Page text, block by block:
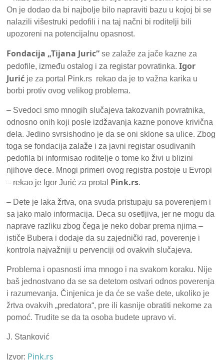
On je dodao da bi najbolje bilo napraviti bazu u kojoj bi se
nalazili višestruki pedofili i na taj načni bi roditelji bili
upozoreni na potencijalnu opasnost.
Fondacija „Tijana Juric“ se zalaže za jače kazne za
pedofile, između ostalog i za registar povratinka.Igor
Jurić je za portal Pink.rs rekao da je to važna karika u
borbi protiv ovog velikog problema.
– Svedoci smo mnogih slučajeva takozvanih povratnika,
odnosno onih koji posle izdžavanja kazne ponove krivična
dela. Jedino svrsishodno je da se oni sklone sa ulice. Zbog
toga se fondacija zalaže i za javni registar osudivanih
pedofila bi informisao roditelje o tome ko živi u blizini
njihove dece. Mnogi primeri ovog registra postoje u Evropi
– rekao je Igor Jurić za protal Pink.rs.
– Dete je laka žrtva, ona svuda pristupaju sa poverenjem i
sa jako malo informacija. Deca su osetljiva, jer ne mogu da
naprave razliku zbog čega je neko dobar prema njima –
ističe Bubera i dodaje da su zajednički rad, poverenje i
kontrola najvažniji u pervenciji od ovakvih slučajeva.
Problema i opasnosti ima mnogo i na svakom koraku. Nije
baš jednostvano da se sa detetom ostvari odnos poverenja
i razumevanja. Činjenica je da će se vaše dete, ukoliko je
žrtva ovakvih „predatora“, pre ili kasnije obratiti nekome za
pomoć. Trudite se da ta osoba budete upravo vi.
J. Stanković
Izvor: Pink.rs